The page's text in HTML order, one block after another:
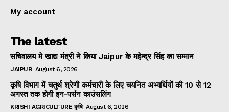
My account
The latest
सचिवालय मे खाद्य मंत्री ने किया Jaipur के महेन्द्र सिंह का सम्मान
JAIPUR August 6, 2026
कृषि विभाग में चतुर्थ श्रेणी कर्मचारी के लिए चयनित अभ्यर्थियों की 10 से 12
अगस्त तक होगी इन-पर्सन काउंसलिंग
KRISHI AGRICULTURE कृषि August 6, 2026